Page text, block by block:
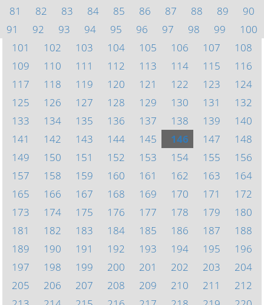
81
82 83 84 85 86 87 88 89
90
91
92 93 94 95 96 97 98 99
100
101
102 103 104 105 106 107
108
109
110 111 112 113 114 115
116
117
118 119 120 121 122 123
124
125
126 127 128 129 130 131
132
133
134 135 136 137 138 139
140
141
142 143 144 145 146 147
148
149
150 151 152 153 154 155
156
157
158 159 160 161 162 163
164
165
166 167 168 169 170 171
172
173
174 175 176 177 178 179
180
181
182 183 184 185 186 187
188
189
190 191 192 193 194 195
196
197
198 199 200 201 202 203
204
205
206 207 208 209 210 211
212